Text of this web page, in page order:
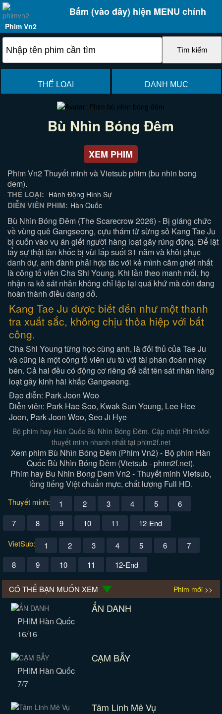
Bấm (vào đây) hiện MENU chính
Phim Vn2
THỂ LOẠI DANH MỤC
Bù Nhìn Bóng Đêm
XEM PHIM
Phim Vn2 Thuyết minh và Vietsub phim (bu nhin bong
dem).
THỂ LOẠI: Hành Động Hình Sự
DIỄN VIÊN PHIM: Hàn Quốc
Bù Nhìn Bóng Đêm (The Scarecrow 2026) - Bị giáng chức
về vùng quê Gangseong, cựu thám tử sừng sỏ Kang Tae Ju
bị cuốn vào vụ án giết người hàng loạt gây rúng động. Để lật
tẩy sự thật tàn khốc bị vùi lấp suốt 31 năm và khôi phục
danh dự, anh đành phải hợp tác với kẻ mình căm ghét nhất
là công tố viên Cha Shi Young. Khi lần theo manh mối, họ
nhận ra kẻ sát nhân không chỉ lặp lại quá khứ mà còn đang
hoàn thành điều dang dở.
Kang Tae Ju được biết đến như một thanh
tra xuất sắc, không chịu thỏa hiệp với bất
công.
Cha Shi Young từng học cùng anh, là đối thủ của Tae Ju
và cũng là một công tố viên ưu tú với tài phán đoán nhạy
bén. Cả hai đều có động cơ riêng để bắt tên sát nhân hàng
loạt gây kinh hãi khắp Gangseong.
Đạo diễn: Park Joon Woo
Diễn viên: Park Hae Soo, Kwak Sun Young, Lee Hee
Joon, Park Joon Woo, Seo Ji Hye
Bộ phim hay Hàn Quốc Bù Nhìn Bóng Đêm. Cập nhật PhimMoi
thuyết minh nhanh nhất tại phim2f.net
Xem phim Bù Nhìn Bóng Đêm (Phim Vn2) - Bộ phim Hàn
Quốc Bù Nhìn Bóng Đêm (Vietsub - phim2f.net).
Phim hay Bu Nhin Bong Dem Vn2 - Thuyết minh Vietsub,
lồng tiếng Việt chuẩn mực, chất lượng Full HD.
Thuyết minh: 1 2 3 4 5
6
7
8 9 10 11
12-End
VietSub:
1 2 3 4 5 6
7
8
9 10 11 12-End
CÓ THỂ BẠN MUỐN XEM Phim mới >>
ẨN DANH
PHIM Hàn Quốc
16/16
CẠM BẪY
PHIM Hàn Quốc
7/7
Tâm Linh Mê Vụ